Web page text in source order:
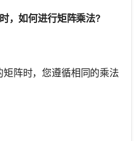
，如何进行矩阵乘法?
阵时，您遵循相同的乘法